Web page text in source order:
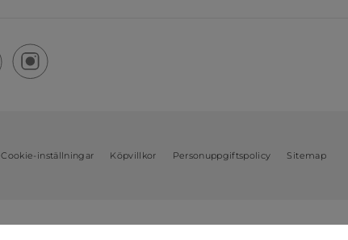
Cookie-inställningar Köpvillkor Personuppgiftspolicy Sitemap